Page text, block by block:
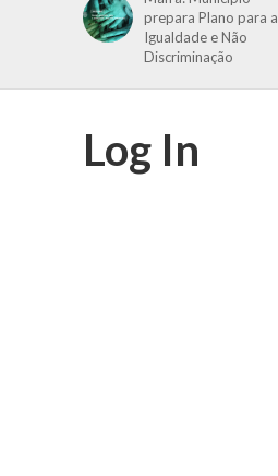
prepara Plano para a
Igualdade e Não
Discriminação
Log In